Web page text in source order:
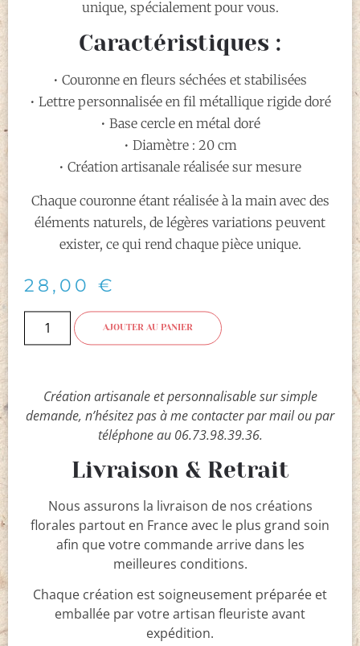
unique, spécialement pour vous.
Caractéristiques :
• Couronne en fleurs séchées et stabilisées
• Lettre personnalisée en fil métallique rigide doré
• Base cercle en métal doré
• Diamètre : 20 cm
• Création artisanale réalisée sur mesure
Chaque couronne étant réalisée à la main avec des
éléments naturels, de légères variations peuvent
exister, ce qui rend chaque pièce unique.
28,00 €
AJOUTER AU PANIER
Création artisanale et personnalisable sur simple
demande, n’hésitez pas à me contacter par mail ou par
téléphone au 06.73.98.39.36.
Livraison & Retrait
Nous assurons la livraison de nos créations
florales partout en France avec le plus grand soin
afin que votre commande arrive dans les
meilleures conditions.
Chaque création est soigneusement préparée et
emballée par votre artisan fleuriste avant
expédition.